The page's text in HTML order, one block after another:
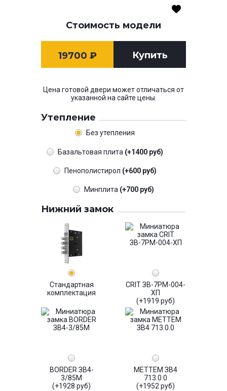
Стоимость модели
19700 ₽ Купить
Цена готовой двери может отличаться от
указанной на сайте цены.
Утепление
Без утепления
Базальтовая плита (+1400 руб)
Пенополистирол (+600 руб)
Минплита (+700 руб)
Нижний замок
Стандартная
комплектация
CRIT ЗВ-7РМ-004-
ХП
(+1919 руб)
BORDER ЗВ4-
3/85М
(+1928 руб)
МЕТТЕМ ЗВ4
713.0.0
(+1952 руб)